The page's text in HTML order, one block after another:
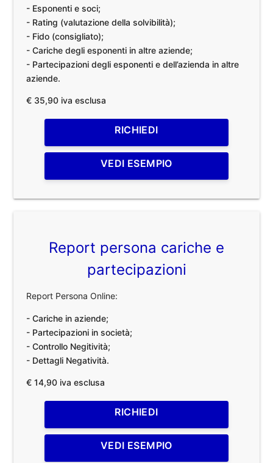
- Esponenti e soci;
- Rating (valutazione della solvibilità);
- Fido (consigliato);
- Cariche degli esponenti in altre aziende;
- Partecipazioni degli esponenti e dell’azienda in altre
aziende.
€ 35,90 iva esclusa
RICHIEDI
VEDI ESEMPIO
Report persona cariche e
partecipazioni
Report Persona Online:
- Cariche in aziende;
- Partecipazioni in società;
- Controllo Negitività;
- Dettagli Negatività.
€ 14,90 iva esclusa
RICHIEDI
VEDI ESEMPIO